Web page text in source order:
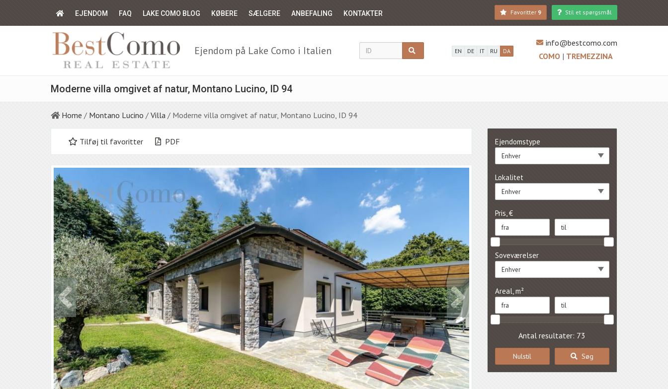
EJENDOM FAQ LAKE COMO BLOG KØBERE SÆLGERE ANBEFALING KONTAKTER Favoritter 9 Stil et spørgsmål
Ejendom på Lake Como i Italien EN DE IT RU DA
info@bestcomo.com
COMO | TREMEZZINA
Moderne villa omgivet af natur, Montano Lucino, ID 94
Home / Montano Lucino / Villa / Moderne villa omgivet af natur, Montano Lucino, ID 94
Tilføj til favoritter PDF Ejendomstype
Enhver
Lokalitet
Enhver
Pris, €
Soveværelser
Enhver
Areal, m²
Antal resultater: 73
Nulstil Søg